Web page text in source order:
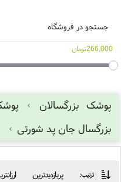
جستجو در فروشگاه
266,000تومان
پوشک بزرگسالان
بزرگسال جان پد شورتی
ترتیب: پربازدیدترین